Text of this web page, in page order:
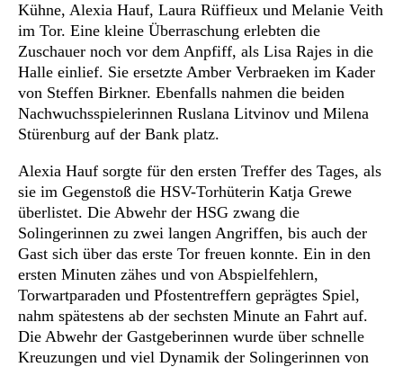
Kühne, Alexia Hauf, Laura Rüffieux und Melanie Veith
im Tor. Eine kleine Überraschung erlebten die
Zuschauer noch vor dem Anpfiff, als Lisa Rajes in die
Halle einlief. Sie ersetzte Amber Verbraeken im Kader
von Steffen Birkner. Ebenfalls nahmen die beiden
Nachwuchsspielerinnen Ruslana Litvinov und Milena
Stürenburg auf der Bank platz.
Alexia Hauf sorgte für den ersten Treffer des Tages, als
sie im Gegenstoß die HSV-Torhüterin Katja Grewe
überlistet. Die Abwehr der HSG zwang die
Solingerinnen zu zwei langen Angriffen, bis auch der
Gast sich über das erste Tor freuen konnte. Ein in den
ersten Minuten zähes und von Abspielfehlern,
Torwartparaden und Pfostentreffern geprägtes Spiel,
nahm spätestens ab der sechsten Minute an Fahrt auf.
Die Abwehr der Gastgeberinnen wurde über schnelle
Kreuzungen und viel Dynamik der Solingerinnen von